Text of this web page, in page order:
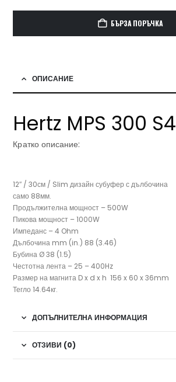
БЪРЗА ПОРЪЧКА
ОПИСАНИЕ
Hertz MPS 300 S4
Кратко описание:
12″ / 30см / Slim дизайн субуфер с дълбочина
само 88мм.
Продължителна мощност – 500W
Пикова мощност – 1000W
Импеданс – 4 Ohm
Дълбочина mm (in.) 88 (3.46)
Бубина Ø 38 (1.5)
Честотна лента – 25 – 400Hz
Размер на магнита D x d x h 156 x 60 x 36mm
Тегло 14.64кг.
ДОПЪЛНИТЕЛНА ИНФОРМАЦИЯ
ОТЗИВИ (0)